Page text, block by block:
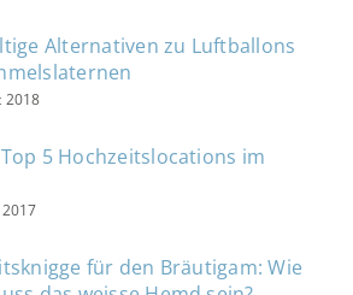
Alternativen zu Luftballons
2018
5 Hochzeitslocations im
für den Bräutigam: Wie